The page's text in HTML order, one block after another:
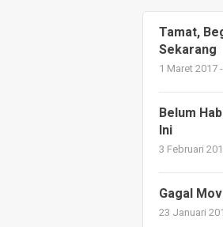
Tamat,
Sekarang
1 Maret 2017
Belum
Ini
3 Februari
Gagal
23 Januari